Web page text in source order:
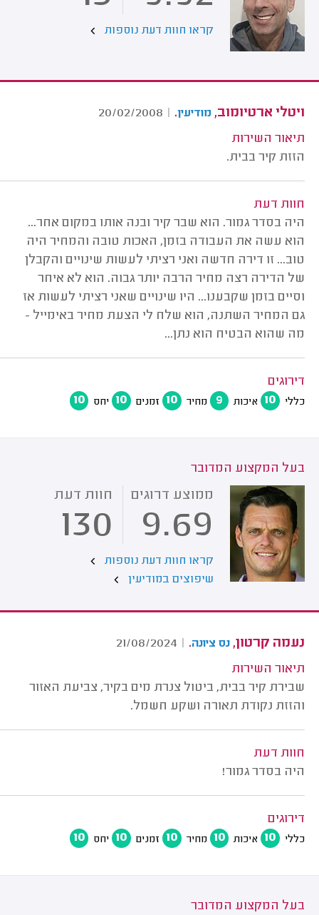
קראו חוות דעת נוספות
ויטלי ארטיומוב, מודיעין.
|
20/02/2008
תיאור השירות
הזזת קיר בבית.
חוות דעת
היה בסדר גמור. הוא שבר קיר ובנה אותו במקום אחר...
הוא עשה את העבודה בזמן, האכות טובה והמחיר היה
טוב... זו דירה חדשה ואני רציתי לעשות שינויים והקבלן
של הדירה רצה מחיר הרבה יותר גבוה. הוא לא איחר
וסיים בזמן שקבענו... היו שינויים שאני רציתי לעשות אז
גם המחיר השתנה, הוא שלח לי הצעת מחיר באימייל -
מה שהוא הבטיח הוא נתן...
דירוגים
כללי 10 איכות 9 מחיר 10 זמנים 10 יחס 10
בעל המקצוע המדובר
ממוצע דרוגים
9.69
חוות דעת
130
קראו חוות דעת נוספות
שיפוצים במודיעין
נעמה קרטון, נס ציונה.
|
21/08/2024
תיאור השירות
שבירת קיר בבית, ביטול צנרת מים בקיר, צביעת האזור
והזזת נקודת תאורה ושקע חשמל.
חוות דעת
היה בסדר גמור!
דירוגים
כללי 10 איכות 10 מחיר 10 זמנים 10 יחס 10
בעל המקצוע המדובר